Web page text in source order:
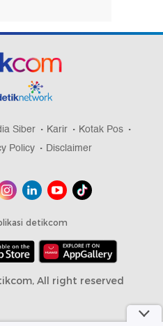
Siber Karir
Kotak Pos
Policy Disclaimer
detikcom
All right reserved